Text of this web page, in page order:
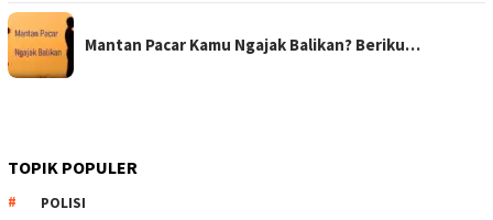
Mantan Pacar Kamu Ngajak Balikan? Beriku…
TOPIK POPULER
POLISI